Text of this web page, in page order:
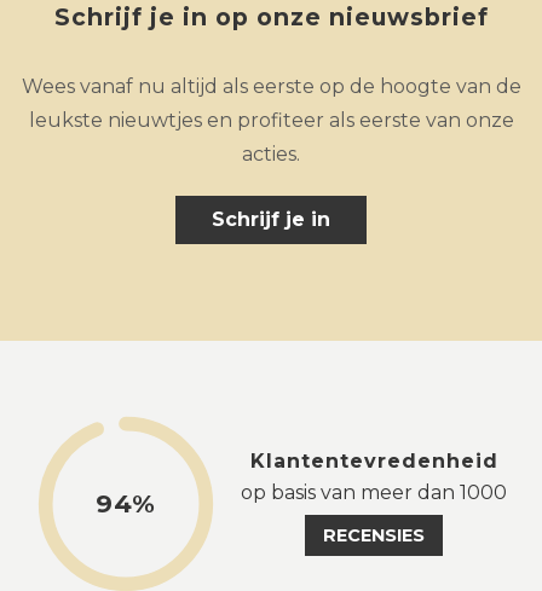
Schrijf je in op onze nieuwsbrief
Wees vanaf nu altijd als eerste op de hoogte van de
leukste nieuwtjes en profiteer als eerste van onze
acties.
Schrijf je in
94%
Klantentevredenheid
op basis van meer dan 1000
RECENSIES